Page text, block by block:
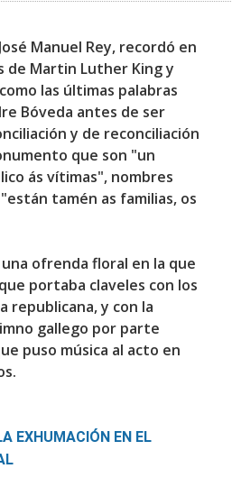
José Manuel Rey, recordó en
de Martin Luther King y
las últimas palabras
Bóveda antes de ser
y de reconciliación
que son "un
ás vítimas", nombres
tamén as familias, os
ofrenda floral en la que
portaba claveles con los
republicana, y con la
gallego por parte
puso música al acto en
EXHUMACIÓN EN EL